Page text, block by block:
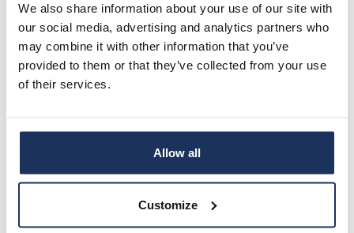
We also share information about your use of our site with
our social media, advertising and analytics partners who
may combine it with other information that you’ve
provided to them or that they’ve collected from your use
of their services.
Allow all
Customize
Suomi on myös EU:n huippua poliittisen
osallistumisen mahdollisuuksissa, mutta raportti
huomauttaa, että Suomessaaktiivinen tiedotus
maahanmuuttajien osallistumisoikeuksista on ollut
puutteellista, mikä heikentää käytännön toteutusta.
ja työllisyyttä, vahvistaa luottamusta yhteiskuntaan ja
vähentää ennakkoluuloja. Rajoittavat käytännöt,
poliittisen osallistumisen osalta, sen sijaan heikentävät
osallisuutta ja yhteiskunnallista yhteenkuuluvuutta.